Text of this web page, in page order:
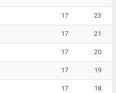
17 23
17 21
17 20
17 19
17 18